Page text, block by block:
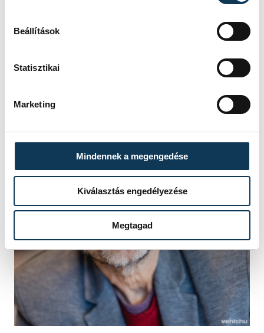
Beállítások
Statisztikai
Marketing
Mindennek a megengedése
Kiválasztás engedélyezése
Megtagad
készítünk. Kicsit talán patetikusnak
Csodaszámba megy, hogy négy ember